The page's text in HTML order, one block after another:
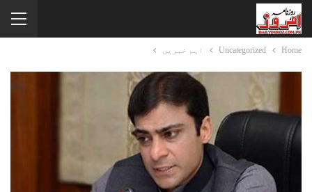
Home
Uncategorized اہم خبریں